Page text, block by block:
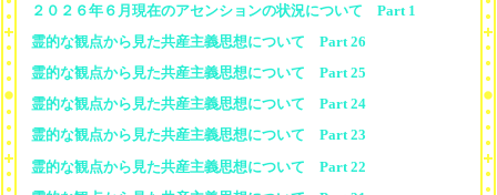
２０２６年６月現在のアセンションの状況について Part 1
霊的な観点から見た共産主義思想について Part 26
霊的な観点から見た共産主義思想について Part 25
霊的な観点から見た共産主義思想について Part 24
霊的な観点から見た共産主義思想について Part 23
霊的な観点から見た共産主義思想について Part 22